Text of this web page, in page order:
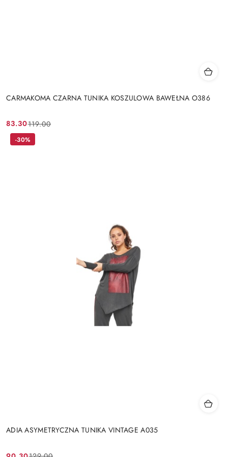
CARMAKOMA CZARNA TUNIKA KOSZULOWA BAWEŁNA O386
Cena
promocyjna:
83.30
Cena
przed
119.00
ADIA ASYMETRYCZNA TUNIKA VINTAGE A035
-30%